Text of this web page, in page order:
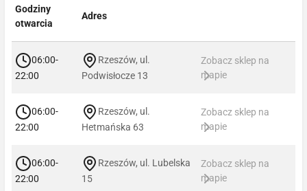
Godziny
otwarcia
Adres
06:00-
22:00
Rzeszów, ul.
Podwisłocze 13
Zobacz sklep na
mapie
06:00-
22:00
Rzeszów, ul.
Hetmańska 63
Zobacz sklep na
mapie
06:00-
22:00
Rzeszów, ul. Lubelska
15
Zobacz sklep na
mapie